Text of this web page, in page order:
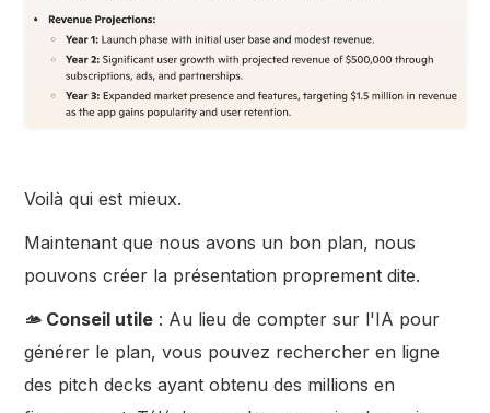
Voilà qui est mieux.
Maintenant que nous avons un bon plan, nous
pouvons créer la présentation proprement dite.
🫴 Conseil utile : Au lieu de compter sur l'IA pour
générer le plan, vous pouvez rechercher en ligne
des pitch decks ayant obtenu des millions en